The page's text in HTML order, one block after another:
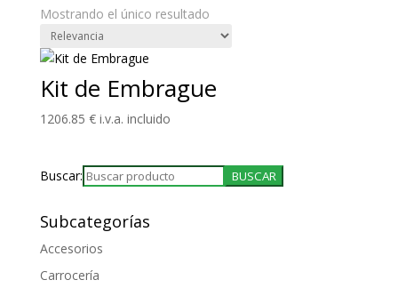
Mostrando el único resultado
Kit de Embrague
1206.85 € i.v.a. incluido
Buscar:
Subcategorías
Accesorios
Carrocería